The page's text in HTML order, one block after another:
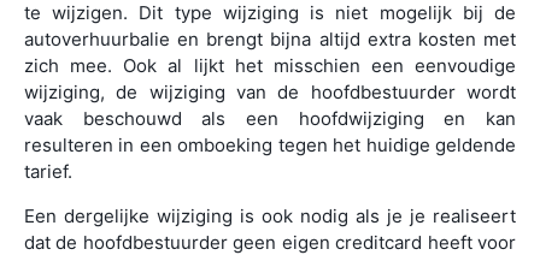
te wijzigen. Dit type wijziging is niet mogelijk bij de
autoverhuurbalie en brengt bijna altijd extra kosten met
zich mee. Ook al lijkt het misschien een eenvoudige
wijziging, de wijziging van de hoofdbestuurder wordt
vaak beschouwd als een hoofdwijziging en kan
resulteren in een omboeking tegen het huidige geldende
tarief.
Een dergelijke wijziging is ook nodig als je je realiseert
dat de hoofdbestuurder geen eigen creditcard heeft voor